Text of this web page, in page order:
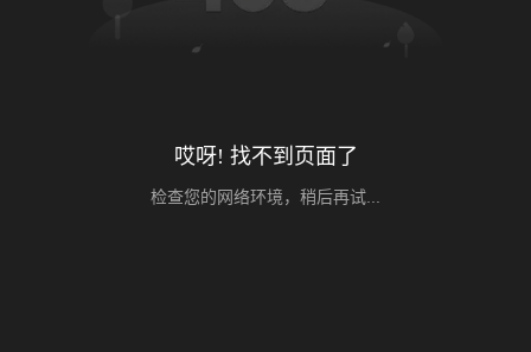
哎呀! 找不到页面了
检查您的网络环境，稍后再试...